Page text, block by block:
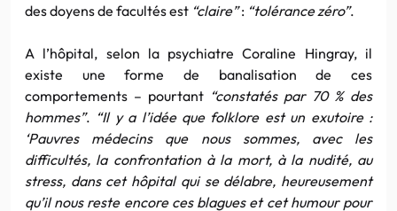
des doyens de facultés est “claire”: “tolérance zéro”.
A l’hôpital, selon la psychiatre Coraline Hingray, il
existe une forme de banalisation de ces
comportements – pourtant “constatés par 70 % des
hommes”. “Il y a l’idée que folklore est un exutoire :
‘Pauvres médecins que nous sommes, avec les
difficultés, la confrontation à la mort, à la nudité, au
stress, dans cet hôpital qui se délabre, heureusement
qu’il nous reste encore ces blagues et cet humour pour